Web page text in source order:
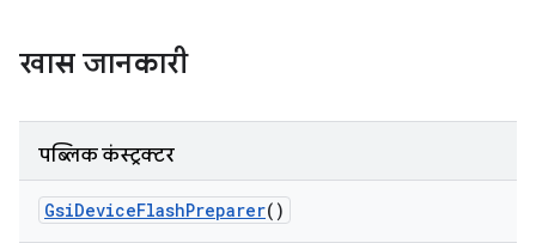
खास जानकारी
पब्लिक कंस्ट्रक्टर
GsiDeviceFlashPreparer()